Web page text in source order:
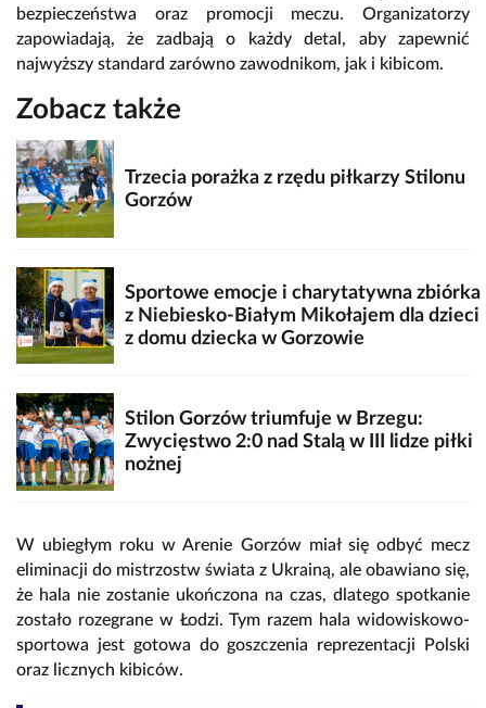
bezpieczeństwa oraz promocji meczu. Organizatorzy
zapowiadają, że zadbają o każdy detal, aby zapewnić
najwyższy standard zarówno zawodnikom, jak i kibicom.
Zobacz także
Trzecia porażka z rzędu piłkarzy Stilonu
Gorzów
Sportowe emocje i charytatywna zbiórka
z Niebiesko-Białym Mikołajem dla dzieci
z domu dziecka w Gorzowie
Stilon Gorzów triumfuje w Brzegu:
Zwycięstwo 2:0 nad Stalą w III lidze piłki
nożnej
W ubiegłym roku w Arenie Gorzów miał się odbyć mecz
eliminacji do mistrzostw świata z Ukrainą, ale obawiano się,
że hala nie zostanie ukończona na czas, dlatego spotkanie
zostało rozegrane w Łodzi. Tym razem hala widowiskowo-
sportowa jest gotowa do goszczenia reprezentacji Polski
oraz licznych kibiców.